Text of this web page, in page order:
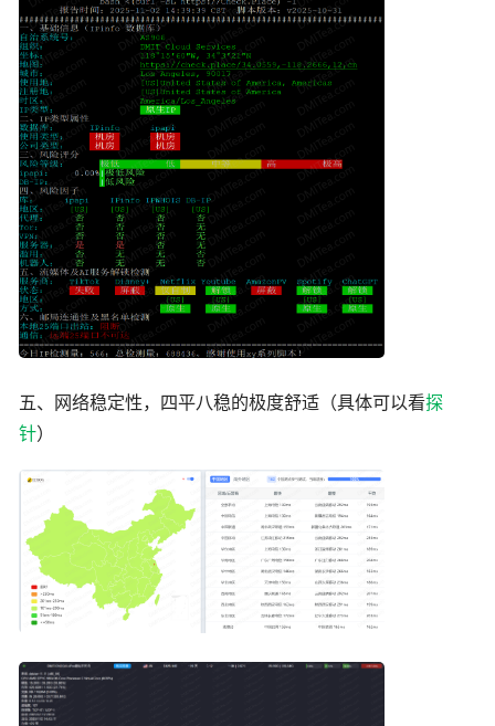
五、网络稳定性，四平八稳的极度舒适（具体可以看探
针）